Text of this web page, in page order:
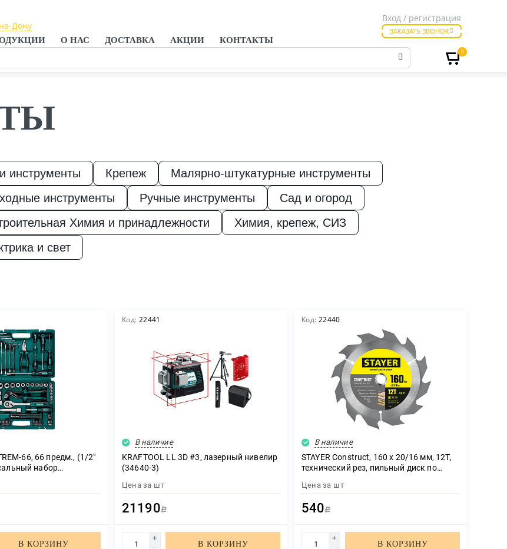
О НАС ДОСТАВКА АКЦИИ КОНТАКТЫ
Дону
Дону
Вход / регистрация
ЗАКАЗАТЬ ЗВОНОК
0
инструменты Крепеж
Малярно-штукатурные инструменты
инструменты Ручные инструменты
Сад и огород
Химия и принадлежности
Химия, крепеж, СИЗ
и свет
66, 66 предм., (1/2″
набор
В КОРЗИНУ
Код: 22441
В наличие
KRAFTOOL LL 3D #3, лазерный нивелир
(34640-3)
Цена за шт
21190 Р
В КОРЗИНУ
Код: 22440
В наличие
STAYER Construct, 160 x 20/16 мм, 12Т,
технический рез, пильный диск по
Цена за шт
540 Р
В КОРЗИНУ